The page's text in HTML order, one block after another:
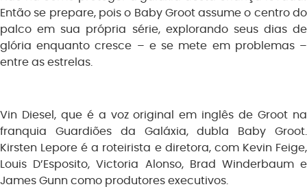
Então se prepare, pois o Baby Groot assume o centro do
palco em sua própria série, explorando seus dias de
glória enquanto cresce – e se mete em problemas –
entre as estrelas.
Vin Diesel, que é a voz original em inglês de Groot na
franquia Guardiões da Galáxia, dubla Baby Groot.
Kirsten Lepore é a roteirista e diretora, com Kevin Feige,
Louis D’Esposito, Victoria Alonso, Brad Winderbaum e
James Gunn como produtores executivos.